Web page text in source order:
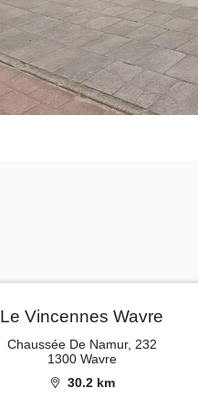
Le Vincennes Wavre
Chaussée De Namur, 232
1300 Wavre
30.2 km